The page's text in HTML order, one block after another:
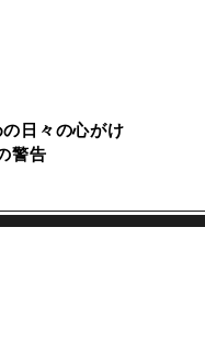
の日々の心がけ
警告